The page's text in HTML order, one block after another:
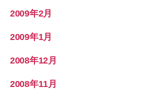
2009年2月
2009年1月
2008年12月
2008年11月